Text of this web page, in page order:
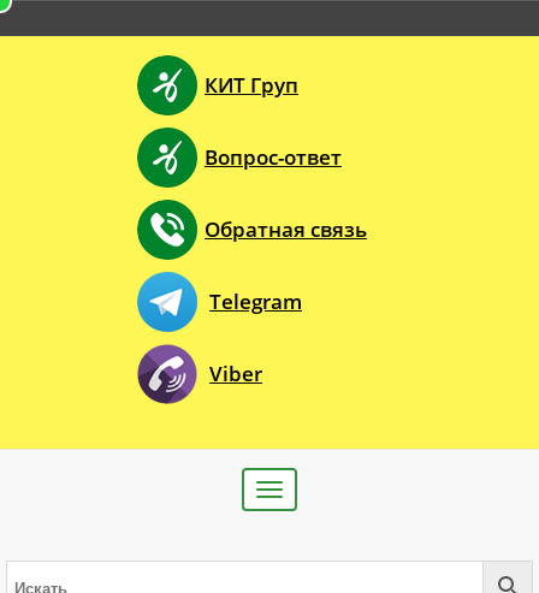
КИТ Груп
Вопрос-ответ
Обратная связь
Telegram
Viber
Toggle
navigation